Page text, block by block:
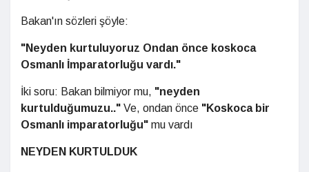
Bakan'ın sözleri şöyle:
"Neyden kurtuluyoruz Ondan önce koskoca
Osmanlı İmparatorluğu vardı."
İki soru: Bakan bilmiyor mu, "neyden
kurtulduğumuzu.." Ve, ondan önce "Koskoca bir
Osmanlı imparatorluğu" mu vardı
NEYDEN KURTULDUK